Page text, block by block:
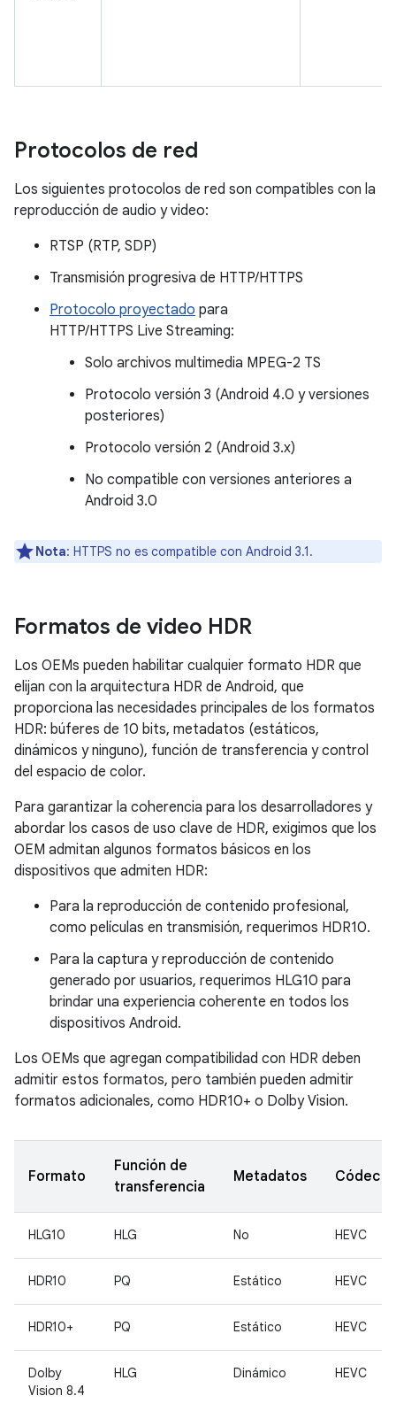
Protocolos de red
Los siguientes protocolos de red son compatibles con la
reproducción de audio y video:
RTSP (RTP, SDP)
Transmisión progresiva de HTTP/HTTPS
Protocolo proyectado para
HTTP/HTTPS Live Streaming:
Solo archivos multimedia MPEG-2 TS
Protocolo versión 3 (Android 4.0 y versiones
posteriores)
Protocolo versión 2 (Android 3.x)
No compatible con versiones anteriores a
Android 3.0
Nota: HTTPS no es compatible con Android 3.1.
Formatos de video HDR
Los OEMs pueden habilitar cualquier formato HDR que
elijan con la arquitectura HDR de Android, que
proporciona las necesidades principales de los formatos
HDR: búferes de 10 bits, metadatos (estáticos,
dinámicos y ninguno), función de transferencia y control
del espacio de color.
Para garantizar la coherencia para los desarrolladores y
abordar los casos de uso clave de HDR, exigimos que los
OEM admitan algunos formatos básicos en los
dispositivos que admiten HDR:
Para la reproducción de contenido profesional,
como películas en transmisión, requerimos HDR10.
Para la captura y reproducción de contenido
generado por usuarios, requerimos HLG10 para
brindar una experiencia coherente en todos los
dispositivos Android.
Los OEMs que agregan compatibilidad con HDR deben
admitir estos formatos, pero también pueden admitir
formatos adicionales, como HDR10+ o Dolby Vision.
Formato
Función de
transferencia
Metadatos Códec
HLG10 HLG No HEVC
HDR10 PQ Estático HEVC
HDR10+ PQ Estático HEVC
Dolby
Vision 8.4
HLG Dinámico HEVC